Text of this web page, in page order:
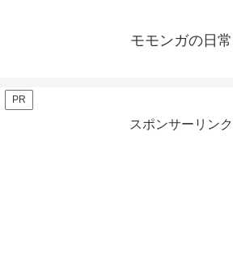
モモンガの日常
PR
スポンサーリンク